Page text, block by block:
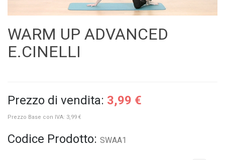
WARM UP ADVANCED
E.CINELLI
Prezzo di vendita: 3,99 €
Prezzo Base con IVA: 3,99 €
Codice Prodotto: SWAA1